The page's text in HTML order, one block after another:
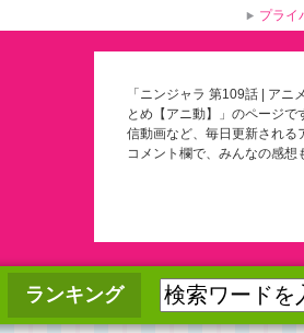
「ニンジャラ 第109話 | アニ
とめ【アニ動】」のページ
信動画など、毎日更新される
コメント欄で、みんなの感想
ランキング
プライ